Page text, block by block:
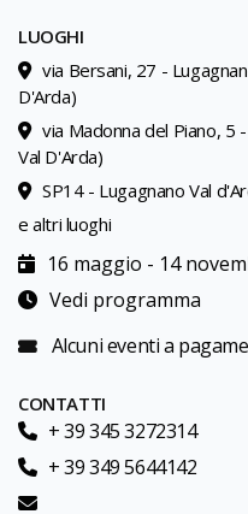
LUOGHI
via Bersani, 27 -
D'Arda)
via Madonna del Piano, 5
Val D'Arda)
SP14 - Lugagnano Val
e altri luoghi
16 maggio - 14
Vedi programma
Alcuni eventi a
CONTATTI
+ 39 345 3272314
+ 39 349 5644142